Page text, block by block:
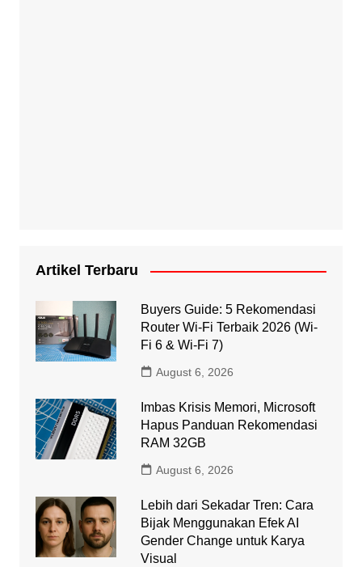
Artikel Terbaru
Buyers Guide: 5 Rekomendasi
Router Wi-Fi Terbaik 2026 (Wi-
Fi 6 & Wi-Fi 7)
August 6, 2026
Imbas Krisis Memori, Microsoft
Hapus Panduan Rekomendasi
RAM 32GB
August 6, 2026
Lebih dari Sekadar Tren: Cara
Bijak Menggunakan Efek AI
Gender Change untuk Karya
Visual